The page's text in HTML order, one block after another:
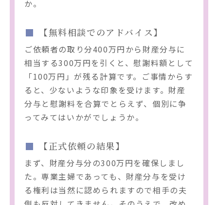
か。
【無料相談でのアドバイス】
ご依頼者の取り分400万円から財産分与に
相当する300万円を引くと、慰謝料額として
「100万円」が残る計算です。ご事情からす
ると、少ないような印象を受けます。財産
分与と慰謝料を合算でとらえず、個別に争
ってみてはいかがでしょうか。
【正式依頼の結果】
まず、財産分与分の300万円を確保しまし
た。専業主婦であっても、財産分与を受け
る権利は当然に認められますので相手の夫